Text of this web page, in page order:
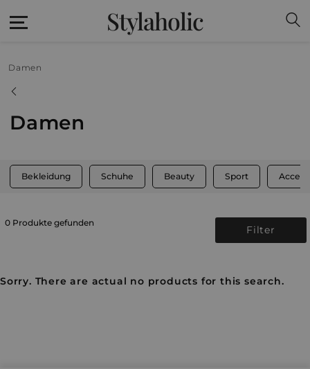
Stylaholic
Damen
Damen
Bekleidung Schuhe Beauty Sport
0 Produkte gefunden
Filter
Sorry. There are actual no products for this search.